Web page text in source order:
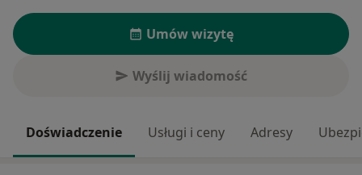
Umów wizytę
Wyślij wiadomość
Doświadczenie Usługi i ceny Adresy